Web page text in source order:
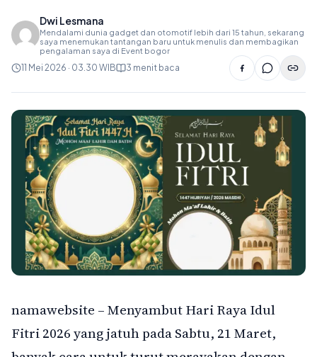
Dwi Lesmana
Mendalami dunia gadget dan otomotif lebih dari 15 tahun, sekarang
saya menemukan tantangan baru untuk menulis dan membagikan
pengalaman saya di Event bogor
11 Mei 2026 · 03.30 WIB 3 menit baca
namawebsite – Menyambut Hari Raya Idul
Fitri 2026 yang jatuh pada Sabtu, 21 Maret,